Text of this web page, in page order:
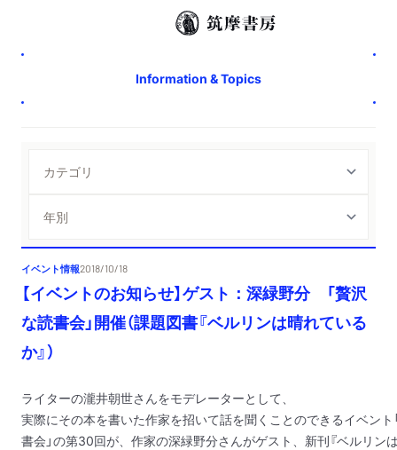
Information & Topics
イベント情報2018/10/18
【イベントのお知らせ】ゲスト：深緑野分 「贅沢
な読書会」開催（課題図書『ベルリンは晴れている
か』）
ライターの瀧井朝世さんをモデレーターとして、
実際にその本を書いた作家を招いて話を聞くことのできるイベント
書会」の第30回が、作家の深緑野分さんがゲスト、 新刊『ベルリン